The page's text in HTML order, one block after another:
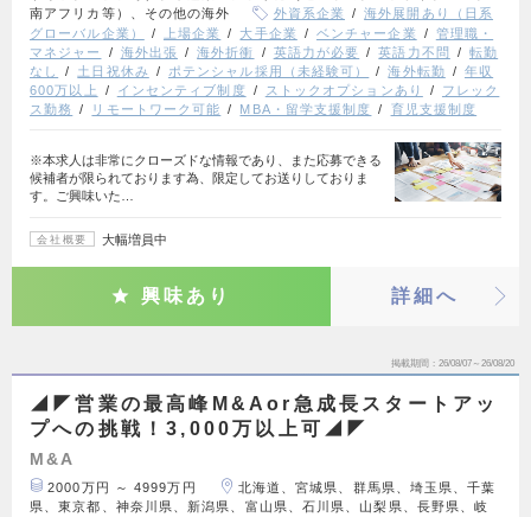
南アフリカ等）、その他の海外
外資系企業
海外展開あり（日系
グローバル企業）
上場企業 大手企業 ベンチャー企業
管理職・
マネジャー
海外出張 海外折衝 英語力が必要 英語力不問
転勤
なし
土日祝休み ポテンシャル採用（未経験可） 海外転勤
年収
600万以上
インセンティブ制度 ストックオプションあり
フレック
ス勤務
リモートワーク可能 MBA・留学支援制度 育児支援制度
※本求人は非常にクローズドな情報であり、また応募できる
候補者が限られております為、限定してお送りしておりま
す。ご興味いた…
会社概要 大幅増員中
興味あり 詳細へ
掲載期間 26/08/07～26/08/20
◢◤営業の最高峰M&Aor急成長スタートアッ
プへの挑戦！3,000万以上可◢◤
M&A
2000万円 ～ 4999万円
北海道、宮城県、群馬県、埼玉県、千葉
県、東京都、神奈川県、新潟県、富山県、石川県、山梨県、長野県、岐